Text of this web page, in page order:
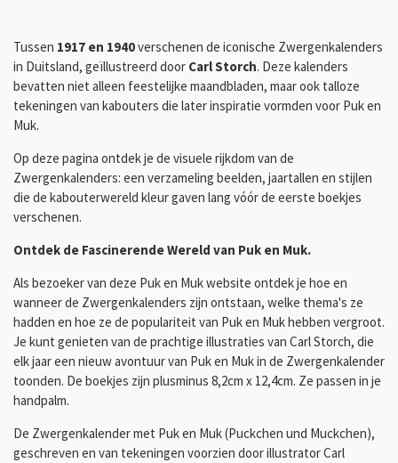
Tussen 1917 en 1940verschenen de iconische Zwergenkalenders
in Duitsland, geïllustreerd door Carl Storch. Deze kalenders
bevatten niet alleen feestelijke maandbladen, maar ook talloze
tekeningen van kabouters die later inspiratie vormden voor Puk en
Muk.
Op deze pagina ontdek je de visuele rijkdom van de
Zwergenkalenders: een verzameling beelden, jaartallen en stijlen
die de kabouterwereld kleur gaven lang vóór de eerste boekjes
verschenen.
Ontdek de Fascinerende Wereld van Puk en Muk.
Als bezoeker van deze Puk en Muk website ontdek je hoe en
wanneer de Zwergenkalenders zijn ontstaan, welke thema's ze
hadden en hoe ze de populariteit van Puk en Muk hebben vergroot.
Je kunt genieten van de prachtige illustraties van Carl Storch, die
elk jaar een nieuw avontuur van Puk en Muk in de Zwergenkalender
toonden. De boekjes zijn plusminus 8,2cm x 12,4cm. Ze passen in je
handpalm.
De Zwergenkalender met Puk en Muk (Puckchen und Muckchen),
geschreven en van tekeningen voorzien door illustrator Carl